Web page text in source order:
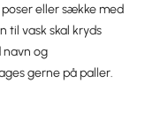
eller sække med
til vask skal kryds
navn og
gerne på paller.